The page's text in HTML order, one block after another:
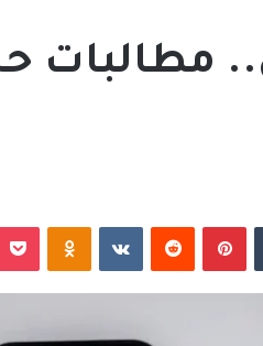
مطالبات
بينتيريست